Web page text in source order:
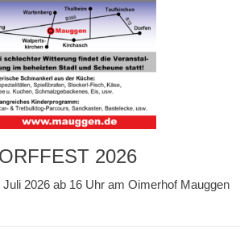
2026
Juli 2026 ab 16 Uhr am Oimerhof Mauggen